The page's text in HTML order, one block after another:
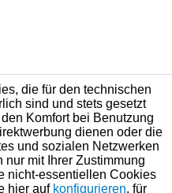
die für den technischen
sind und stets gesetzt
Komfort bei Benutzung
dienen oder die
und sozialen Netzwerken
mit Ihrer Zustimmung
nicht-essentiellen Cookies
hier auf konfigurieren, für